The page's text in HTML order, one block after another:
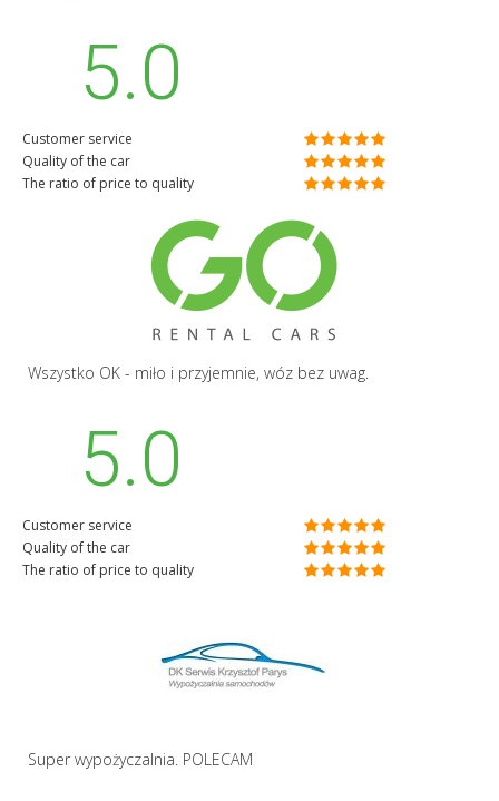
5.0
Customer service
Quality of the car
The ratio of price to quality
Wszystko OK - miło i przyjemnie, wóz bez uwag.
5.0
Customer service
Quality of the car
The ratio of price to quality
Super wypożyczalnia. POLECAM